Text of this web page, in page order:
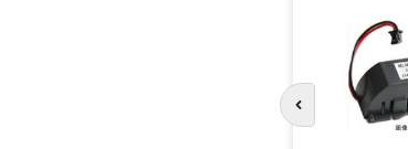
前のスライドへ